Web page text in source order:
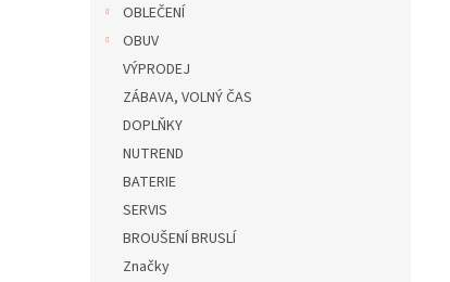
OBLEČENÍ
OBUV
VÝPRODEJ
ZÁBAVA, VOLNÝ ČAS
DOPLŇKY
NUTREND
BATERIE
SERVIS
BROUŠENÍ BRUSLÍ
Značky